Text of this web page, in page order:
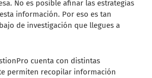
No es posible afinar las estrategias
información. Por eso es tan
de investigación que llegues a
cuenta con distintas
permiten recopilar información